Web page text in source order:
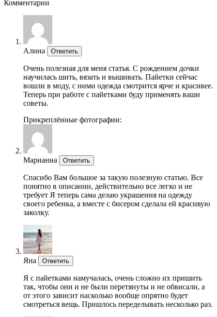
Комментарии
Алина Ответить
Очень полезная для меня статья. С рождением дочки
научилась шить, вязать и вышивать. Пайетки сейчас
вошли в моду, с ними одежда смотрится ярче и красивее.
Теперь при работе с пайетками буду применять ваши
советы.
Прикреплённые фотографии:
Марианна Ответить
Спасибо Вам большое за такую полезную статью. Все
понятно в описании, действительно все легко и не
требует Я теперь сама делаю украшения на одежду
своего ребенка, а вместе с бисером сделала ей красивую
заколку.
Яна Ответить
Я с пайетками намучалась, очень сложно их пришить
так, чтобы они и не были перетянуты и не обвисали, а
от этого зависит насколько вообще опрятно будет
смотреться вещь. Пришлось переделывать несколько раз.